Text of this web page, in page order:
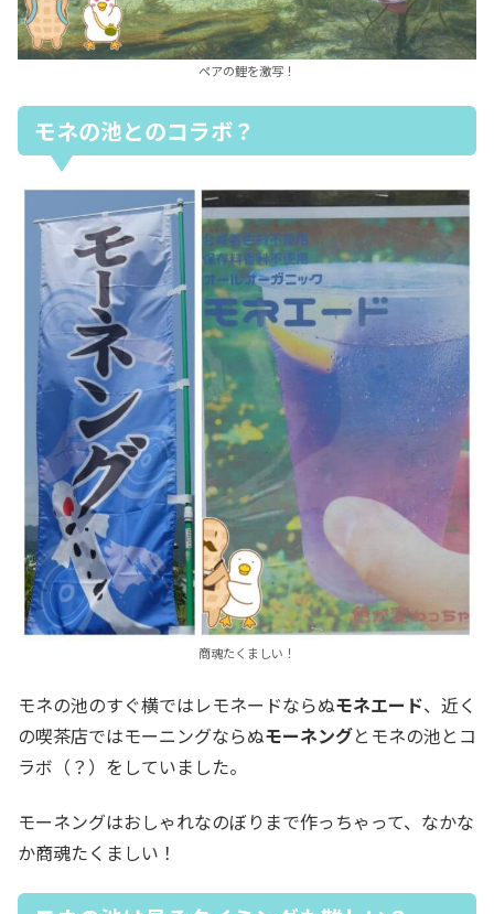
ペアの鯉を激写！
モネの池とのコラボ？
商魂たくましい！
モネの池のすぐ横ではレモネードならぬモネエード、近く
の喫茶店ではモーニングならぬモーネングとモネの池とコ
ラボ（？）をしていました。
モーネングはおしゃれなのぼりまで作っちゃって、なかな
か商魂たくましい！